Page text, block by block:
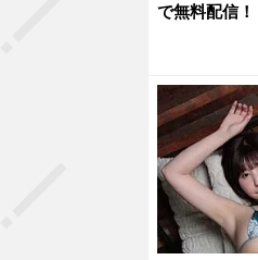
で無料配信！